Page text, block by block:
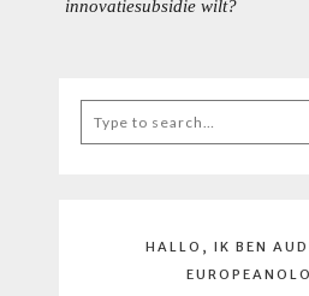
innovatiesubsidie wilt?
for:
HALLO, IK BEN